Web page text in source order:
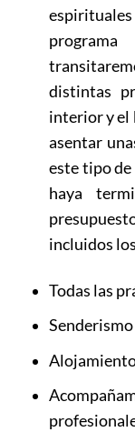
distintas
interior y el
asentar
este tipo de
haya
incluidos
Todas las